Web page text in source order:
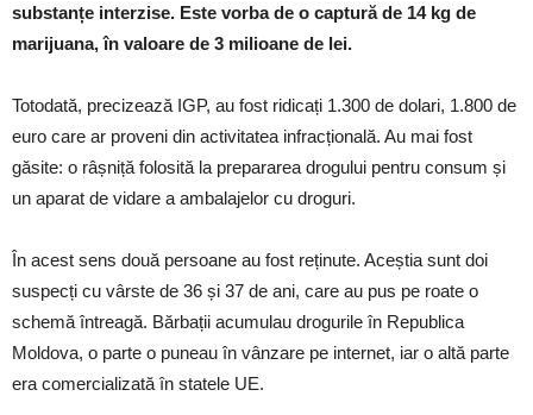
substanțe interzise. Este vorba de o captură de 14 kg de
marijuana, în valoare de 3 milioane de lei.
Totodată, precizează IGP, au fost ridicați 1.300 de dolari, 1.800 de
euro care ar proveni din activitatea infracțională. Au mai fost
găsite: o râșniță folosită la prepararea drogului pentru consum și
un aparat de vidare a ambalajelor cu droguri.
În acest sens două persoane au fost reținute. Aceștia sunt doi
suspecți cu vârste de 36 și 37 de ani, care au pus pe roate o
schemă întreagă. Bărbații acumulau drogurile în Republica
Moldova, o parte o puneau în vânzare pe internet, iar o altă parte
era comercializată în statele UE.